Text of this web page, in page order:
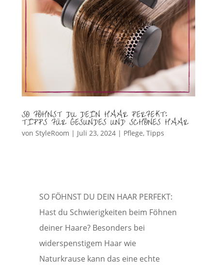
SO FÖHNST DU DEIN HAAR PERFEKT:
TIPPS FÜR GESUNDES UND SCHÖNES HAAR
von StyleRoom | Juli 23, 2024| Pflege, Tipps
SO FÖHNST DU DEIN HAAR PERFEKT:
Hast du Schwierigkeiten beim Föhnen
deiner Haare? Besonders bei
widerspenstigem Haar wie
Naturkrause kann das eine echte